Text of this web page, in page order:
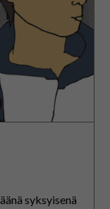
syksyisenä